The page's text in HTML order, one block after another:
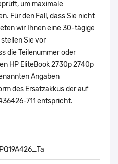
um maximale
Für den Fall, dass Sie nicht
wir Ihnen eine 30-tägige
Sie vor
die Teilenummer oder
HP EliteBook 2730p 2740p
Angaben
des Ersatzakkus der auf
711 entspricht.